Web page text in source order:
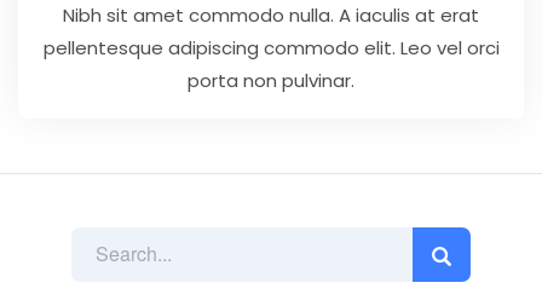
Nibh sit amet commodo nulla. A iaculis at erat
pellentesque adipiscing commodo elit. Leo vel orci
porta non pulvinar.